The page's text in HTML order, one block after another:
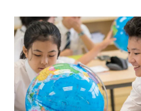
News image